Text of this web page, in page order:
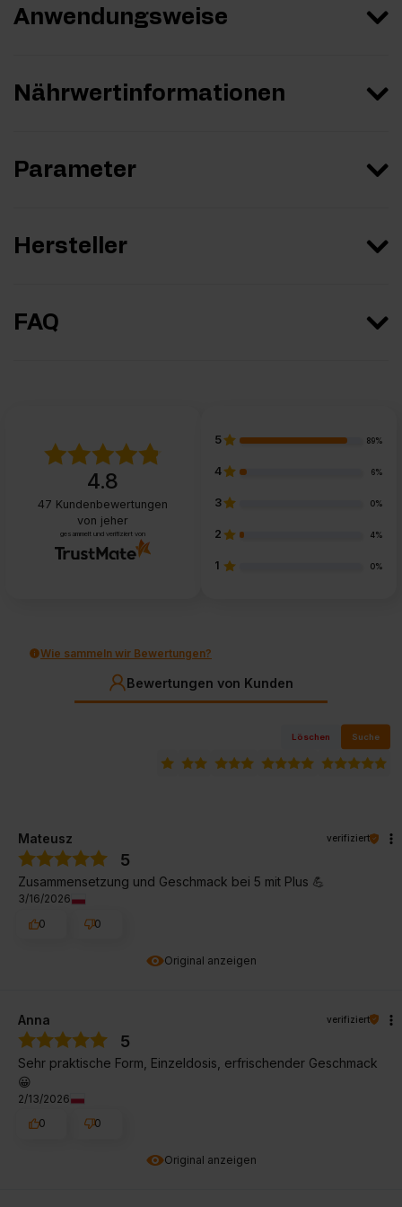
Anwendungsweise
Nährwertinformationen
Parameter
Hersteller
FAQ
4.8
47 Kundenbewertungen
von jeher
gesammelt und verifiziert von
5 89%
4 6%
3 0%
2 4%
1 0%
Wie sammeln wir Bewertungen?
Bewertungen von Kunden
Löschen Suche
Original anzeigen
Mateusz verifiziert
5
Zusammensetzung und Geschmack bei 5 mit Plus 💪
3/16/2026
0
0
Original anzeigen
Anna verifiziert
5
Sehr praktische Form, Einzeldosis, erfrischender Geschmack
😀
2/13/2026
0
0